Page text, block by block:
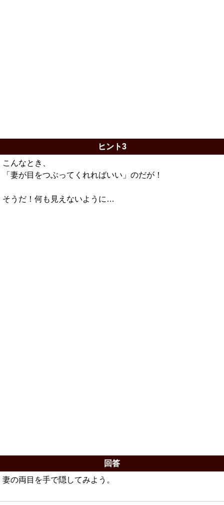
ヒント3
こんなとき、
「妻が目をつぶってくれればいい」のだが！
そうだ！何も見えないように…
回答
妻の両目を手で隠してみよう。